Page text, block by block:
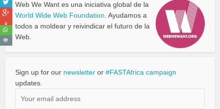
Web We Want es una iniciativa global de la
World Wide Web Foundation . Ayudamos a
todos a moldear y reivindicar el futuro de la
Web.
Sign up for our newsletter or#FASTAfrica campaign
updates.
0